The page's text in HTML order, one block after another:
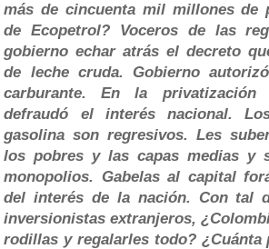
más de cincuenta mil millones de
de Ecopetrol? Voceros de las
gobierno echar atrás el decreto
de leche cruda. Gobierno
carburante. En la
defraudó el interés nacional.
gasolina son regresivos. Les
los pobres y las capas medias y
monopolios. Gabelas al capital
del interés de la nación. Con tal
inversionistas extranjeros,
rodillas y regalarles todo? ¿Cuánta